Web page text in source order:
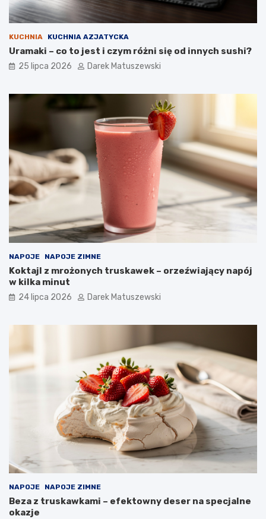
KUCHNIA KUCHNIA AZJATYCKA
Uramaki – co to jest i czym różni się od innych sushi?
25 lipca 2026 Darek Matuszewski
NAPOJE NAPOJE ZIMNE
Koktajl z mrożonych truskawek – orzeźwiający napój
w kilka minut
24 lipca 2026 Darek Matuszewski
NAPOJE NAPOJE ZIMNE
Beza z truskawkami – efektowny deser na specjalne
okazje